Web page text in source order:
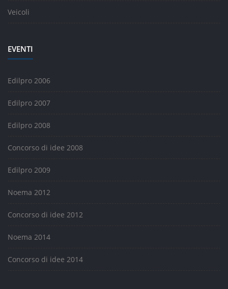
Veicoli
EVENTI
Edilpro 2006
Edilpro 2007
Edilpro 2008
Concorso di idee 2008
Edilpro 2009
Noema 2012
Concorso di idee 2012
Noema 2014
Concorso di idee 2014